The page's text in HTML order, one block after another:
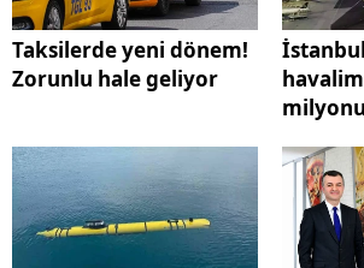
Taksilerde yeni dönem!
Zorunlu hale geliyor
milyonu